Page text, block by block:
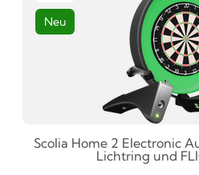
Neu
Scolia Home 2 Electronic
Lichtring und